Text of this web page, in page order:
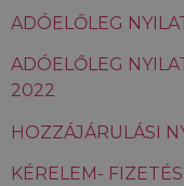
ADÓELŐLEG
ADÓELŐLEG
2022
HOZZÁJÁRULÁSI
KÉRELEM-